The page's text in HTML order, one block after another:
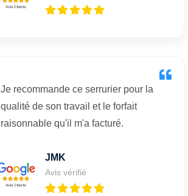
Je recommande ce serrurier pour la
qualité de son travail et le forfait
raisonnable qu'il m'a facturé.
JMK
Avis vérifié